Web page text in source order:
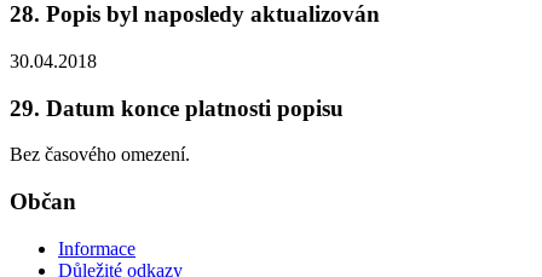
28. Popis byl naposledy aktualizován
30.04.2018
29. Datum konce platnosti popisu
Bez časového omezení.
Občan
Informace
Důležité odkazy